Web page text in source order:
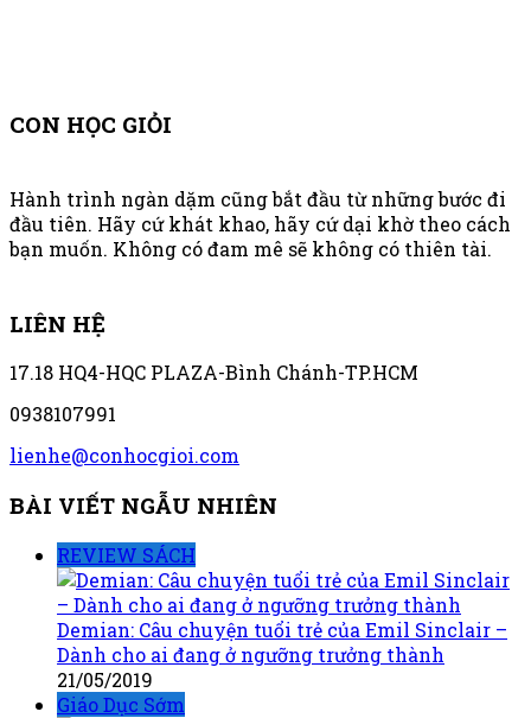
CON HỌC GIỎI
Hành trình ngàn dặm cũng bắt đầu từ những bước đi
đầu tiên. Hãy cứ khát khao, hãy cứ dại khờ theo cách
bạn muốn. Không có đam mê sẽ không có thiên tài.
LIÊN HỆ
17.18 HQ4-HQC PLAZA-Bình Chánh-TP.HCM
0938107991
lienhe@conhocgioi.com
BÀI VIẾT NGẪU NHIÊN
REVIEW SÁCH
Demian: Câu chuyện tuổi trẻ của Emil Sinclair –
Dành cho ai đang ở ngưỡng trưởng thành
21/05/2019
Giáo Dục Sớm